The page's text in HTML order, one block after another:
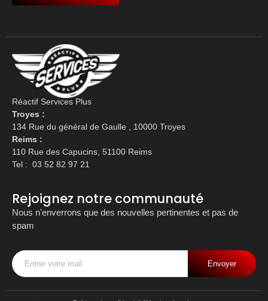
Réactif Services Plus
Troyes :
134 Rue du général de Gaulle , 10000 Troyes
Reims :
110 Rue des Capucins, 51100 Reims
Tel : 03 52 82 97 21
Rejoignez notre communauté
Nous n'enverrons que des nouvelles pertinentes et pas de
spam
Envoyer